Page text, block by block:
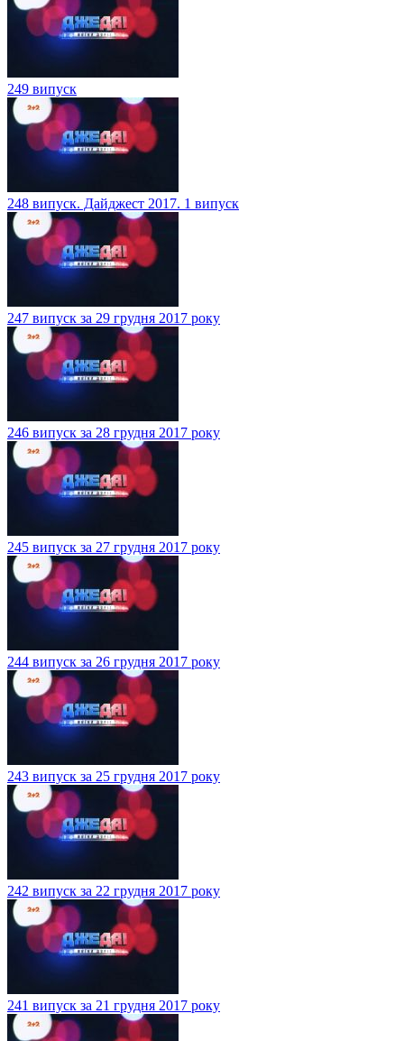
249 випуск
248 випуск. Дайджест 2017. 1 випуск
247 випуск за 29 грудня 2017 року
246 випуск за 28 грудня 2017 року
245 випуск за 27 грудня 2017 року
244 випуск за 26 грудня 2017 року
243 випуск за 25 грудня 2017 року
242 випуск за 22 грудня 2017 року
241 випуск за 21 грудня 2017 року